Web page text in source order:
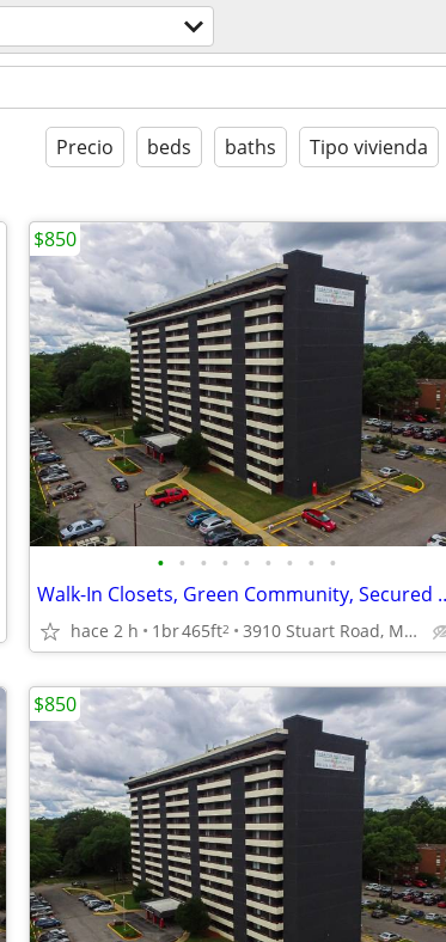
Precio beds baths Tipo vivienda
• • • • • • • • •
Walk-In Closets,
hace 2 h 1br465ft2 3910 Stuart Road, Memphis, TN
$850
$850